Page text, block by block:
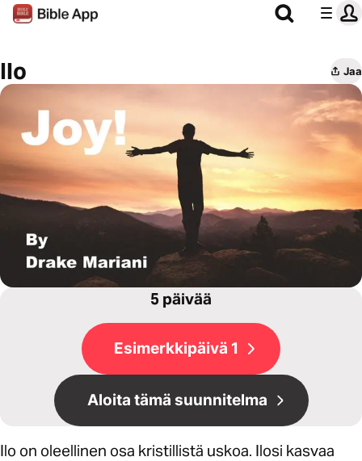
Ilo Jaa
5 päivää
Esimerkkipäivä 1
Aloita tämä suunnitelma
Ilo on oleellinen osa kristillistä uskoa. Ilosi kasvaa